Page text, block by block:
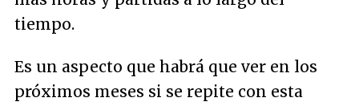
tiempo.
Es un aspecto que habrá que ver en los
próximos meses si se repite con esta